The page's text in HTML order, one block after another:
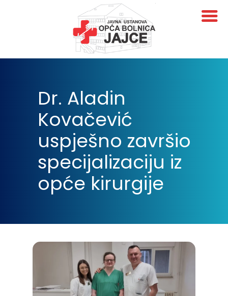
Dr. Aladin
Kovačević
uspješno završio
specijalizaciju iz
opće kirurgije